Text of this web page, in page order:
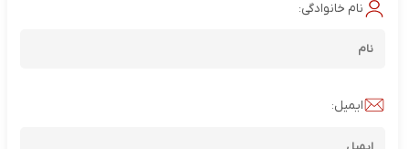
نام خانوادگی:
ایمیل: